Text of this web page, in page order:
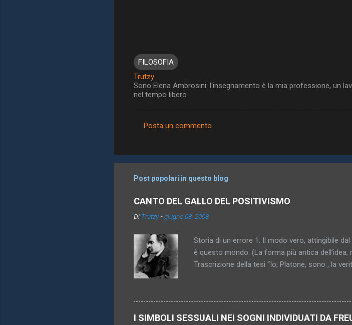
FILOSOFIA
Trutzy
Sono Elena Ambrosini: l'insegnamento è la mia professione, un
nel tempo libero
m
m
n
t
i
Posta un commento
Post popolari in questo blog
CANTO DEL GALLO DEL POSITIVISMO
Di Trutzy -giugno 08, 2008
Storia di un errore 1. Il modo vero, attingibile
è questo mondo. (La forma più antica
Trascrizione della tesi “Io, Platone, sono , la
diventa più sottile, più capziosa, più
inattingibile, indimostrabile, impromettibile, ma
imperativo. (In fondo l’antico sole, ma
I SIMBOLI SESSUALI NEI SOGNI INDIVIDUATI DA